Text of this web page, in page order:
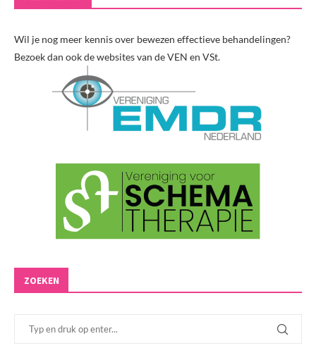
Wil je nog meer kennis over bewezen effectieve behandelingen?
Bezoek dan ook de websites van de VEN en VSt.
ZOEKEN